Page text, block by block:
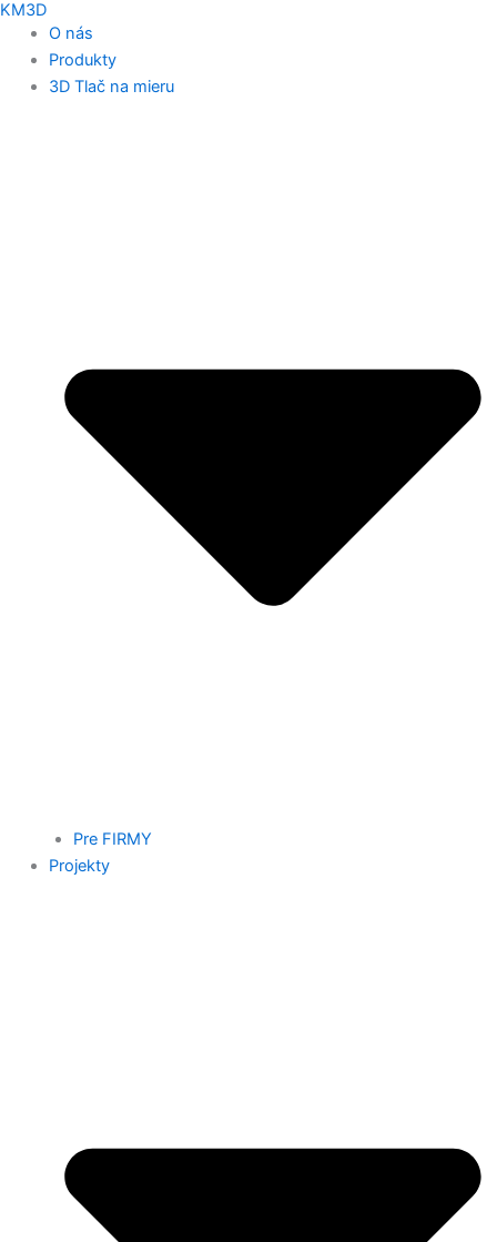
KM3D
O nás
Produkty
3D Tlač na mieru
Pre FIRMY
Projekty